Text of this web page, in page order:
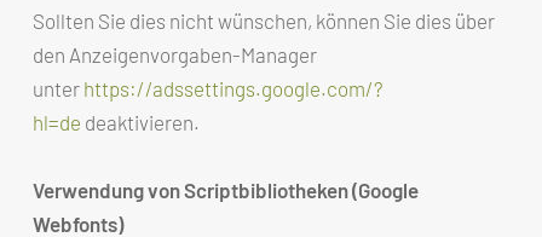
Sollten Sie dies nicht wünschen, können Sie dies über
den Anzeigenvorgaben-Manager
unter https://adssettings.google.com/?
hl=de deaktivieren.
Verwendung von Scriptbibliotheken (Google
Webfonts)